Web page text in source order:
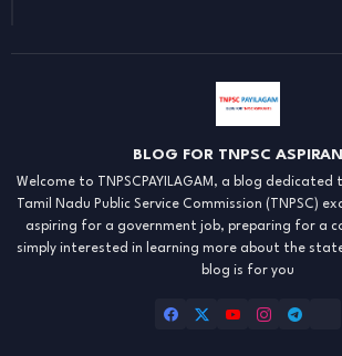
BLOG FOR TNPSC
Welcome to TNPSCPAYILAGAM, a blog
Tamil Nadu Public Service Commission (TNPSC)
aspiring for a government job, preparing for a
simply interested in learning more about the
blog is for you